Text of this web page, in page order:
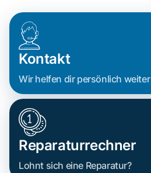
Kontakt
Wir helfen dir persönlich weiter
Reparaturrechner
Lohnt sich eine Reparatur?